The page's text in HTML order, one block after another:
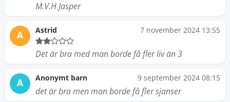
M.V.H Jasper
A Astrid 7 november 2024 13:55
Det är bra med man borde få fler liv än 3
A Anonymt barn 9 september 2024 08:15
det är bra men man borde få fler sjanser